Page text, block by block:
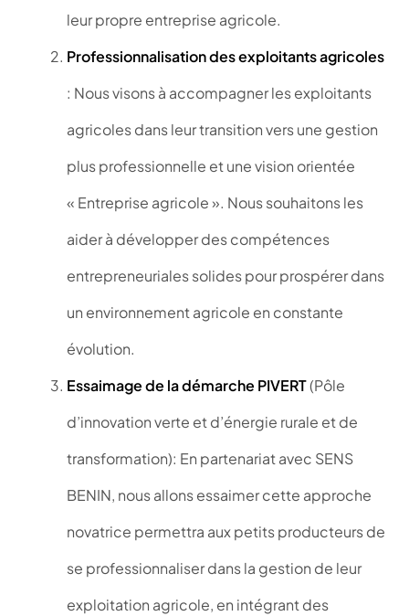
leur propre entreprise agricole.
Professionnalisation des exploitants agricoles
: Nous visons à accompagner les exploitants
agricoles dans leur transition vers une gestion
plus professionnelle et une vision orientée
« Entreprise agricole ». Nous souhaitons les
aider à développer des compétences
entrepreneuriales solides pour prospérer dans
un environnement agricole en constante
évolution.
Essaimage de la démarche PIVERT(Pôle
d’innovation verte et d’énergie rurale et de
transformation): En partenariat avec SENS
BENIN, nous allons essaimer cette approche
novatrice permettra aux petits producteurs de
se professionnaliser dans la gestion de leur
exploitation agricole, en intégrant des